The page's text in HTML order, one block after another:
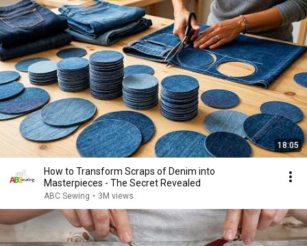
18:05
How to Transform Scraps of Denim into
Masterpieces - The Secret Revealed
ABC Sewing • 3M views